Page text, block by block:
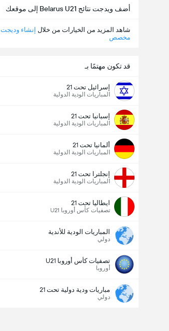
أضف ويدجت نتائج Belarus U21 إلى موقعك
شاهد المزيد من الخيارات من خلال إنشاء وديجت
مخصص
قد تكون مهتمًا بـ
إسرائيل تحت 21
المباريات الودية الدولية
إسبانيا تحت 21
المباريات الودية الدولية
ألمانيا تحت 21
المباريات الودية الدولية
إنجلترا تحت 21
المباريات الودية الدولية
ايطاليا تحت 21
تصفيات كأس أوروبا U21
المباريات الودية للأندية
دولي
تصفيات كأس أوروبا U21
أوروبا
مباريات ودية دولية تحت 21
دولي
تصفيات كأس أوروبا U21
الدنمارك تحت 21 05:00 م
عدد الاهداف (2.5)
أقل